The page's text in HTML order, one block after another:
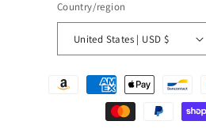
Country/region
United States | USD $
Payment